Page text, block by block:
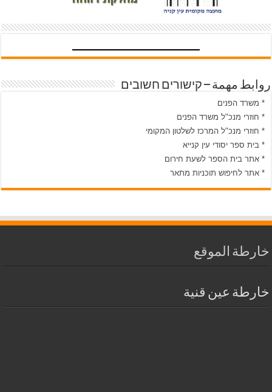
روابط مهمة – קישורים חשובים
* משרד הפנים
* חוזרי מנכ"ל משרד הפנים
* חוזרי מנכ"ל המרכז לשלטון המקומי
* בית ספר יסודי עין קנייא
* אתר בית הספר לשעת חירום
* אתר לחיפוש תוכניות מתאר
خارطة الموقع
خارطة عين قنية